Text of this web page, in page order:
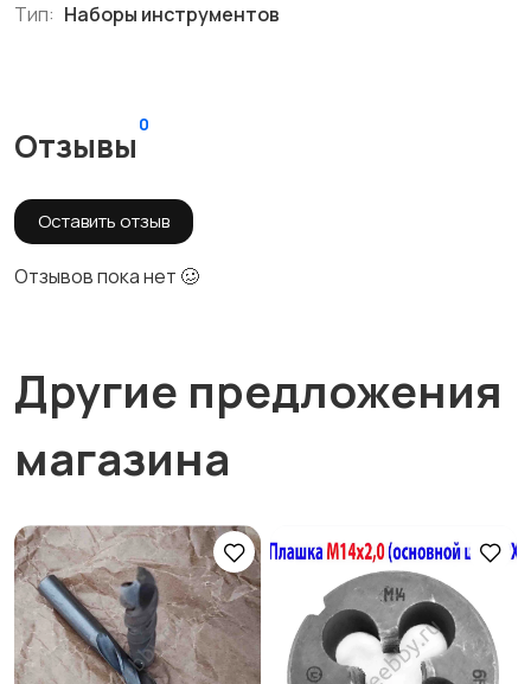
Тип: Наборы инструментов
Отзывы
0
Оставить отзыв
Отзывов пока нет 🥴
Другие предложения
магазина